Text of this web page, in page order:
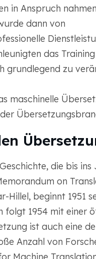
in Anspruch
dann von
das
grundlegend zu
maschinelle
die bis ins
on
Hillel, beginnt 1951
folgt 1954 mit einer
ist auch eine
Anzahl von